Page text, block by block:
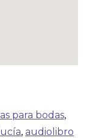
para bodas,
, audiolibro